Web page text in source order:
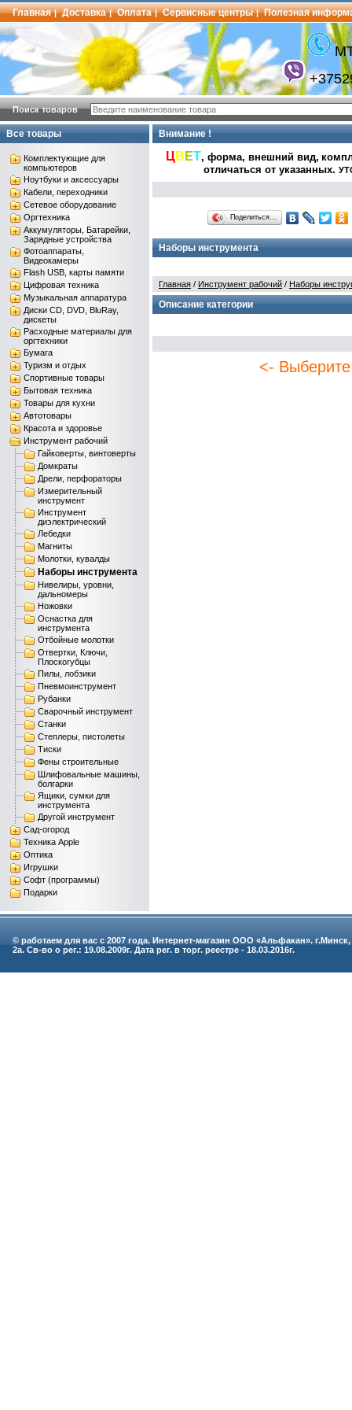
Главная | Доставка | Оплата | Сервисные центры | Полезная
Поиск товаров
Все товары
Комплектующие для
компьютеров
Ноутбуки и аксессуары
Кабели, переходники
Сетевое оборудование
Оргтехника
Аккумуляторы, Батарейки,
Зарядные устройства
Фотоаппараты,
Видеокамеры
Flash USB, карты памяти
Цифровая техника
Музыкальная аппаратура
Диски CD, DVD, BluRay,
дискеты
Расходные материалы для
оргтехники
Бумага
Туризм и отдых
Спортивные товары
Бытовая техника
Товары для кухни
Автотовары
Красота и здоровье
Инструмент рабочий
Гайковерты, винтоверты
Домкраты
Дрели, перфораторы
Измерительный
инструмент
Инструмент
диэлектрический
Лебедки
Магниты
Молотки, кувалды
Наборы инструмента
Нивелиры, уровни,
дальномеры
Ножовки
Оснастка для
инструмента
Отбойные молотки
Отвертки, Ключи,
Плоскогубцы
Пилы, лобзики
Пневмоинструмент
Рубанки
Сварочный инструмент
Станки
Степлеры, пистолеты
Тиски
Фены строительные
Шлифовальные машины,
болгарки
Ящики, сумки для
инструмента
Другой инструмент
Сад-огород
Техника Apple
Оптика
Игрушки
Софт (программы)
Подарки
Внимание !
ЦВ ЕТ, форма, внешний вид,
отличаться от указанных.
Поделиться…
Наборы инструмента
Главная / Инструмент рабочий / Наборы
Описание категории
<- Выберите
© работаем для вас с 2007 года. Интернет-магазин ООО «Альфакан».
2а. Св-во о рег.: 19.08.2009г. Дата рег. в торг. реестре - 18.03.2016г.